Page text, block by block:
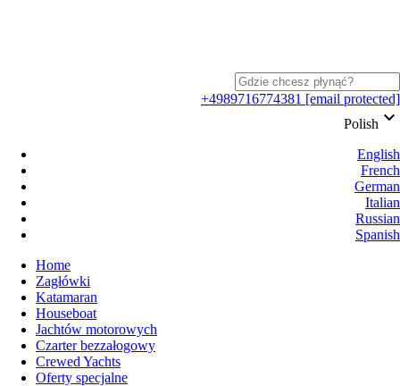
+4989716774381 [email protected]
Polish keyboard_arrow_down
English
French
German
Italian
Russian
Spanish
Home
Zagłówki
Katamaran
Houseboat
Jachtów motorowych
Czarter bezzałogowy
Crewed Yachts
Oferty specjalne